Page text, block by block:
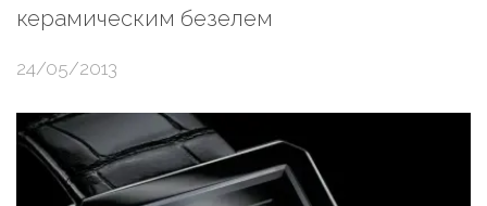
керамическим безелем
24/05/2013